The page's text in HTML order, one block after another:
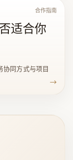
合作指南
适合你
协同方式与项目
→